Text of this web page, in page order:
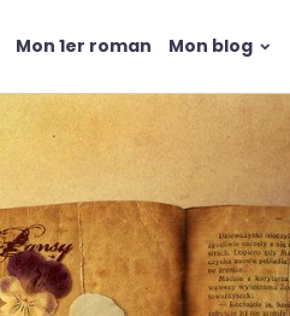
Mon 1er roman Mon blog